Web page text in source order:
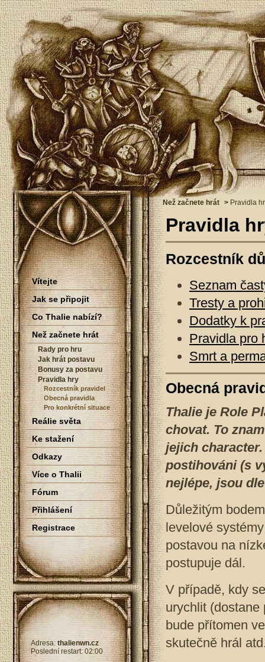
Než začnete hrát > Pravidla
Pravidla
Rozcestník
Seznam
Tresty a
Dodatky k
Pravidla pro
Smrt a
Obecná
Thalie je Role
chovat. To
jejich
postihováni (s
nejlépe, jsou
Důležitým
levelové
postavou na
postupuje dál.
V případě, kdy
urychlit
bude přítomen
skutečně hrál
Vítejte
Jak se připojit
Co Thalie nabízí?
Než začnete hrát
Rady pro hru
Jak hrát postavu
Bonusy za postavu
Pravidla hry
Rozcestník pravidel
Obecná pravidla
Pro konkrétní situace
Reálie světa
Ke stažení
Odkazy
Více o Thalii
Fórum
Přihlášení
Registrace
Adresa: thalienwn.cz
Poslední restart: 02:00